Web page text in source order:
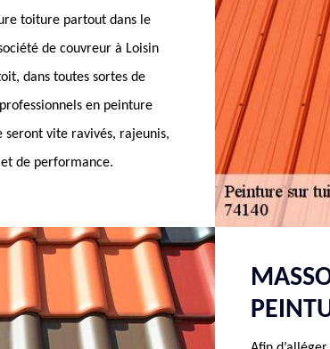
toiture partout dans le
de couvreur à Loisin
dans toutes sortes de
en peinture
vite ravivés, rajeunis,
de performance.